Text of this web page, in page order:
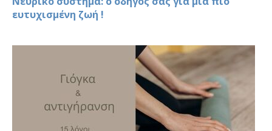
ευτυχισμένη ζωή !